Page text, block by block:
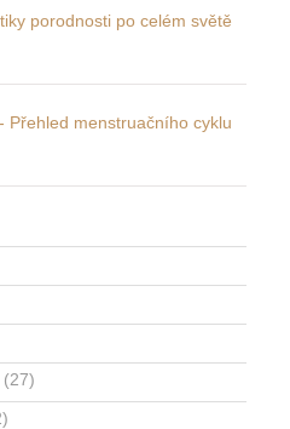
porodnosti po celém světě
Přehled menstruačního cyklu
(27)